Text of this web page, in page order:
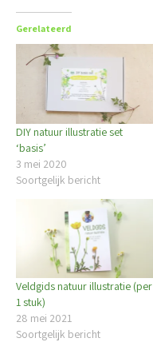
Gerelateerd
DIY natuur illustratie set
‘basis’
3 mei 2020
Soortgelijk bericht
Veldgids natuur illustratie (per
1 stuk)
28 mei 2021
Soortgelijk bericht